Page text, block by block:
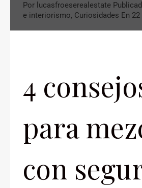
Por lucasfroeserealestate
e interiorismo, Curiosidades En 22
4
para
con